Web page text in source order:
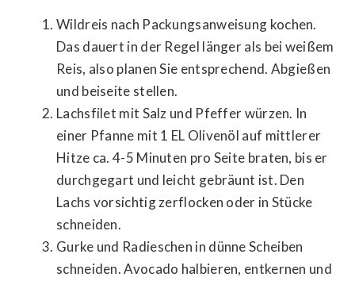
Wildreis nach Packungsanweisung kochen.
Das dauert in der Regel länger als bei weißem
Reis, also planen Sie entsprechend. Abgießen
und beiseite stellen.
Lachsfilet mit Salz und Pfeffer würzen. In
einer Pfanne mit 1 EL Olivenöl auf mittlerer
Hitze ca. 4-5 Minuten pro Seite braten, bis er
durchgegart und leicht gebräunt ist. Den
Lachs vorsichtig zerflocken oder in Stücke
schneiden.
Gurke und Radieschen in dünne Scheiben
schneiden. Avocado halbieren, entkernen und